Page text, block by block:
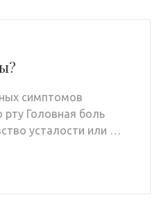
симптомов
Головная боль
усталости или …